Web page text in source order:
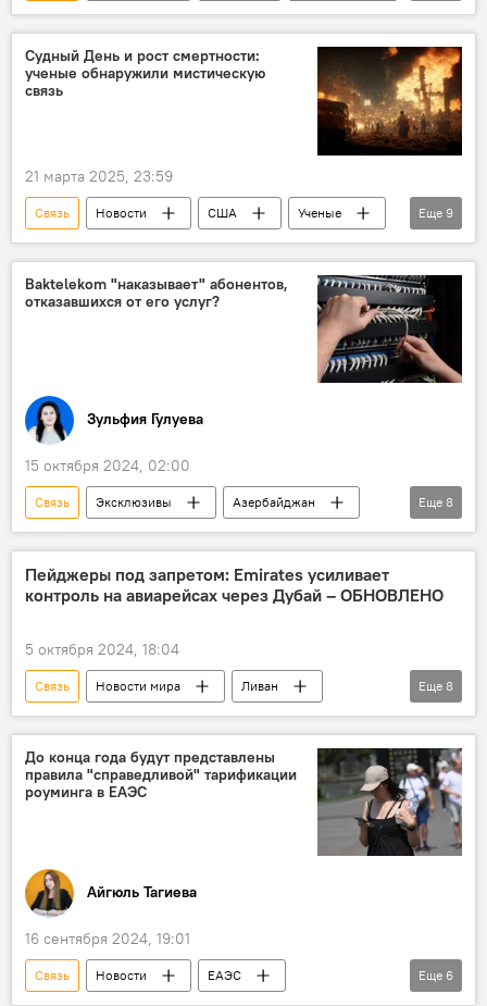
Небо
Инцидент
военный самолет
НЛО
Столкновение
радиопомехи
ПВО Общество
Судный День и рост смертности:
ученые обнаружили мистическую
связь
21 марта 2025, 23:59
Связь Новости США
Ученые
Исследование
Часы Судного Дня
смертность
конец света
Открытие
Здоровье
болезнь Альцгеймера
Еще 9
Baktelekom "наказывает" абонентов,
отказавшихся от его услуг?
Зульфия Гулуева
15 октября 2024, 02:00
Связь Эксклюзивы
Азербайджан
ООО Aztelekom
Общество
Интернет
Электронные услуги
связь, мобильный интернет, WhatsApp
Еще 8
Пейджеры под запретом: Emirates усиливает
контроль на авиарейсах через Дубай – ОБНОВЛЕНО
5 октября 2024, 18:04
Связь Новости мира
Ливан
Хезболлах
Теракт
Скорая помощь
Конфликт
Палестина
Еще 8
До конца года будут представлены
правила "справедливой" тарификации
роуминга в ЕАЭС
Айгюль Тагиева
16 сентября 2024, 19:01
Связь Новости
ЕАЭС
Еще 6